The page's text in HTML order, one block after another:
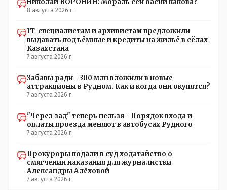
Николай ВОРОНИН: Мораль сей басни какова?
8 августа 2026 г.
IT-специалистам и архивистам предложили
выдавать подъёмные и кредиты на жильё в сёлах
Казахстана
7 августа 2026 г.
Забавы ради - 300 млн вложили в новые
аттракционы в Рудном. Как и когда они окупятся?
7 августа 2026 г.
"Через зад" теперь нельзя - Порядок входа и
оплаты проезда меняют в автобусах Рудного
7 августа 2026 г.
Прокуроры подали в суд ходатайство о
смягчении наказания для журналистки
Александры Алёховой
7 августа 2026 г.